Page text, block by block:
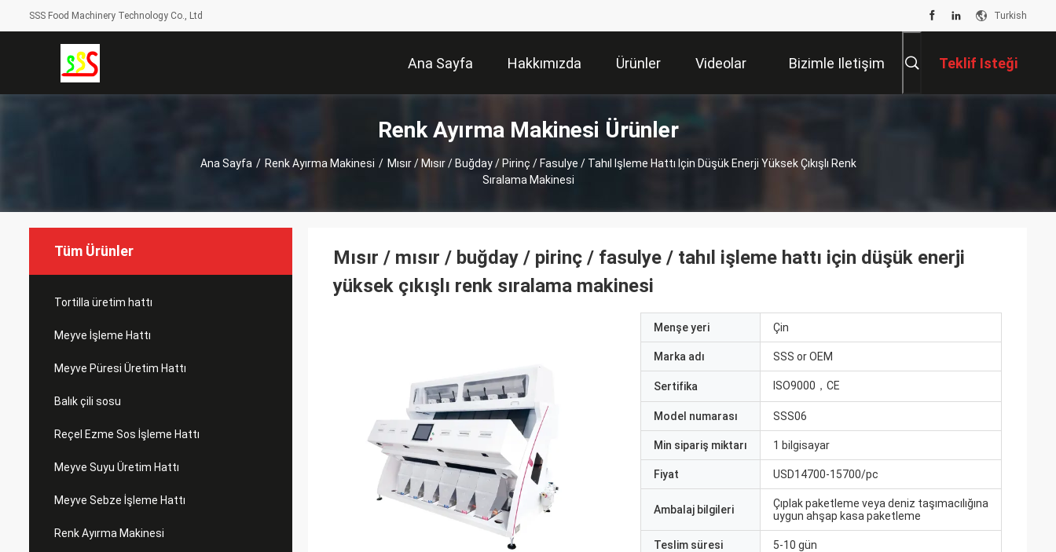
SSS Food Machinery Technology Co., Ltd Turkish
Ana Sayfa Hakkımızda Ürünler Videolar Bizimle Iletişim Teklif Isteği
Renk Ayırma Makinesi Ürünler
Ana Sayfa / Renk Ayırma Makinesi / Mısır / Mısır / Buğday / Pirinç / Fasulye / Tahıl Işleme Hattı Için Düşük Enerji Yüksek Çıkışlı Renk
Sıralama Makinesi
Tüm Ürünler
Tortilla üretim hattı
Meyve İşleme Hattı
Meyve Püresi Üretim Hattı
Balık çili sosu
Reçel Ezme Sos İşleme Hattı
Meyve Suyu Üretim Hattı
Meyve Sebze İşleme Hattı
Renk Ayırma Makinesi
Mısır / mısır / buğday / pirinç / fasulye / tahıl işleme hattı için düşük enerji
yüksek çıkışlı renk sıralama makinesi
Menşe yeri Çin
Marka adı SSS or OEM
Sertifika ISO9000，CE
Model numarası SSS06
Min sipariş miktarı 1 bilgisayar
Fiyat USD14700-15700/pc
Ambalaj bilgileri
Çıplak paketleme veya deniz taşımacılığına
uygun ahşap kasa paketleme
Teslim süresi 5-10 gün